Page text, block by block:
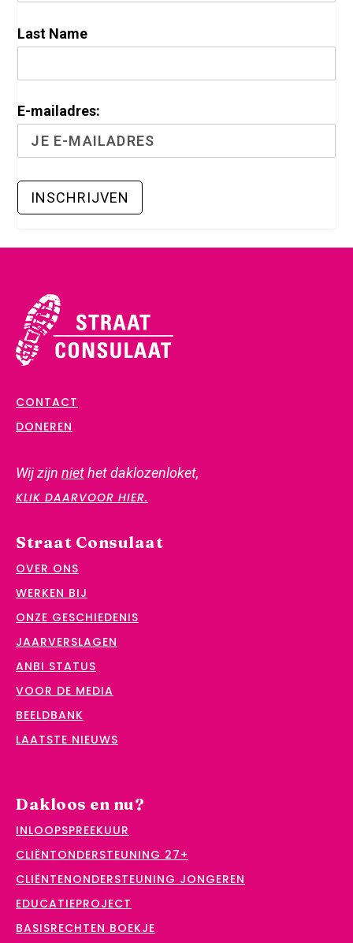
Last Name
E-mailadres:
CONTACT
DONEREN
Wij zijn niethet daklozenloket,
KLIK DAARVOOR HIER.
Straat Consulaat
OVER ONS
WERKEN BIJ
ONZE GESCHIEDENIS
JAARVERSLAGEN
ANBI STATUS
VOOR DE MEDIA
BEELDBANK
LAATSTE NIEUWS
Dakloos en nu?
INLOOPSPREEKUUR
CLIËNTONDERSTEUNING 27+
CLIËNTENONDERSTEUNING JONGEREN
EDUCATIEPROJECT
BASISRECHTEN BOEKJE